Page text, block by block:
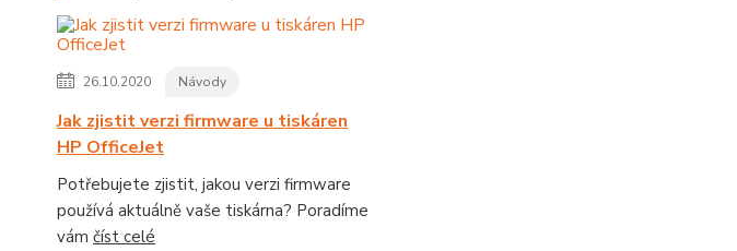
26.10.2020 Návody
Jak zjistit verzi firmware u tiskáren
HP OfficeJet
Potřebujete zjistit, jakou verzi firmware
používá aktuálně vaše tiskárna? Poradíme
vám číst celé